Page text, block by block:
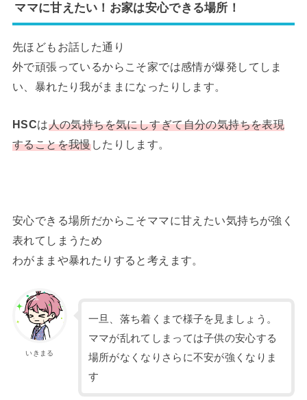
ママに甘えたい！お家は安心できる場所！
先ほどもお話した通り
外で頑張っているからこそ家では感情が爆発してしま
い、暴れたり我がままになったりします。
HSCは人の気持ちを気にしすぎて自分の気持ちを表現
することを我慢したりします。
安心できる場所だからこそママに甘えたい気持ちが強く
表れてしまうため
わがままや暴れたりすると考えます。
いきまる
一旦、落ち着くまで様子を見ましょう。
ママが乱れてしまっては子供の安心する
場所がなくなりさらに不安が強くなりま
す